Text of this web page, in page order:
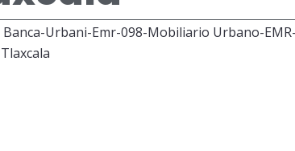
Banca-Urbani-Emr-098-Mobiliario Urbano-